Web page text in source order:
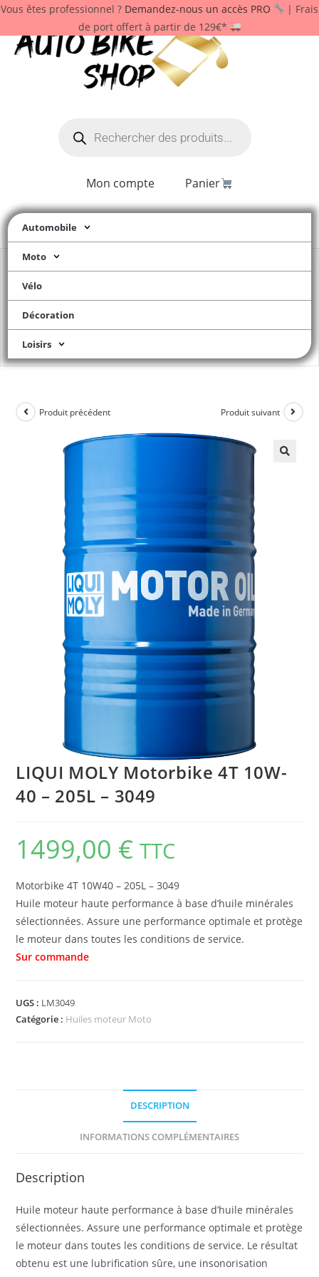
Vous êtes professionnel ? Demandez-nous un accès PRO
| Frais
de port offert à partir de 129€*
Mon compte Panier
Automobile
Moto
Vélo
Décoration
Loisirs
Produit précédent Produit suivant
LIQUI MOLY Motorbike 4T 10W-
40 – 205L – 3049
1499,00 € TTC
Motorbike 4T 10W40 – 205L – 3049
Huile moteur haute performance à base d’huile minérales
sélectionnées. Assure une performance optimale et protège
le moteur dans toutes les conditions de service.
UGS : LM3049
Catégorie : Huiles moteur Moto
DESCRIPTION
INFORMATIONS COMPLÉMENTAIRES
Description
Huile moteur haute performance à base d’huile minérales
sélectionnées. Assure une performance optimale et protège
le moteur dans toutes les conditions de service. Le résultat
obtenu est une lubrification sûre, une insonorisation